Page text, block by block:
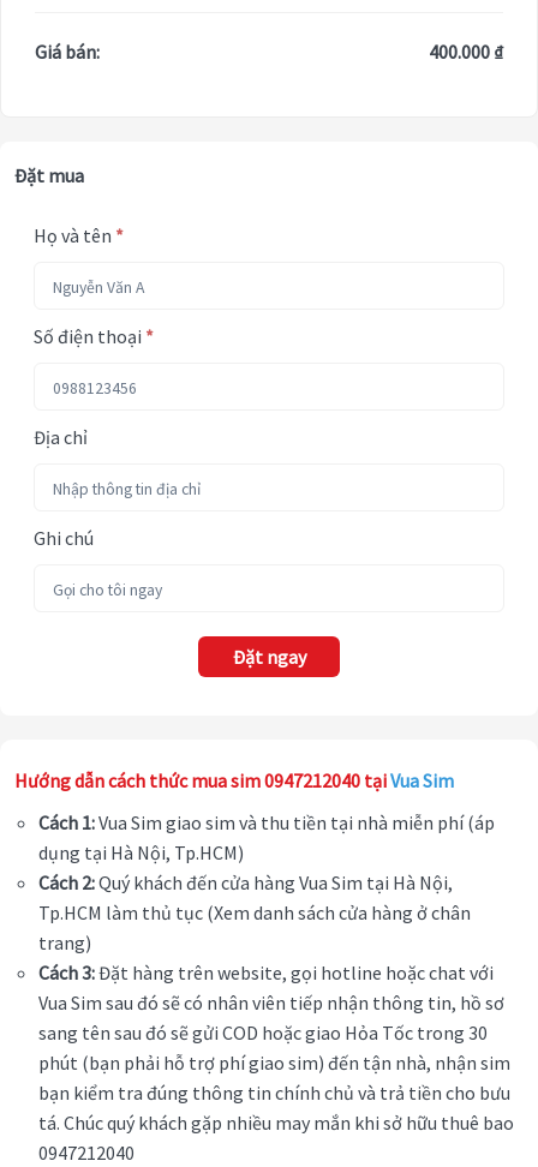
Giá bán: 400.000 ₫
Đặt mua
Họ và tên *
Số điện thoại *
Địa chỉ
Ghi chú
Đặt ngay
Hướng dẫn cách thức mua sim 0947212040 tạiVua Sim
Cách 1:Vua Sim giao sim và thu tiền tại nhà miễn phí (áp
dụng tại Hà Nội, Tp.HCM)
Cách 2:Quý khách đến cửa hàng Vua Sim tại Hà Nội,
Tp.HCM làm thủ tục (Xem danh sách cửa hàng ở chân
trang)
Cách 3:Đặt hàng trên website, gọi hotline hoặc chat với
Vua Sim sau đó sẽ có nhân viên tiếp nhận thông tin, hồ sơ
sang tên sau đó sẽ gửi COD hoặc giao Hỏa Tốc trong 30
phút (bạn phải hỗ trợ phí giao sim) đến tận nhà, nhận sim
bạn kiểm tra đúng thông tin chính chủ và trả tiền cho bưu
tá. Chúc quý khách gặp nhiều may mắn khi sở hữu thuê bao
0947212040